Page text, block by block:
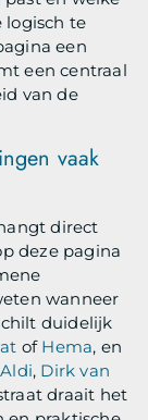
logisch te
een
een centraal
van de
vaak
direct
deze pagina
wanneer
duidelijk
of Hema, en
Aldi, Dirk van
draait het